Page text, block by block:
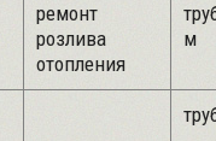
ремонт
розлива
отопления
м